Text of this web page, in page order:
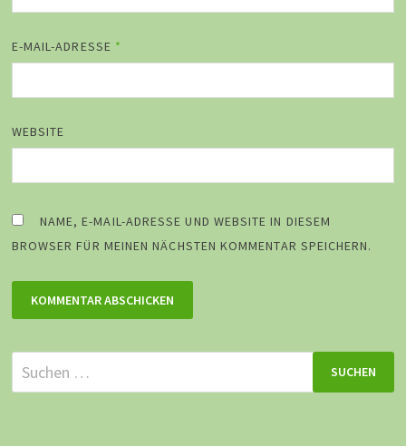
E-MAIL-ADRESSE *
WEBSITE
NAME, E-MAIL-ADRESSE UND WEBSITE IN DIESEM
BROWSER FÜR MEINEN NÄCHSTEN KOMMENTAR SPEICHERN.
Suchen
nach: